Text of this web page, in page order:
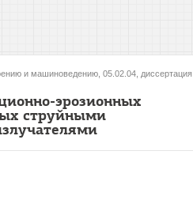
и машиноведению, 05.02.04, диссертация
эрозионных
струйными